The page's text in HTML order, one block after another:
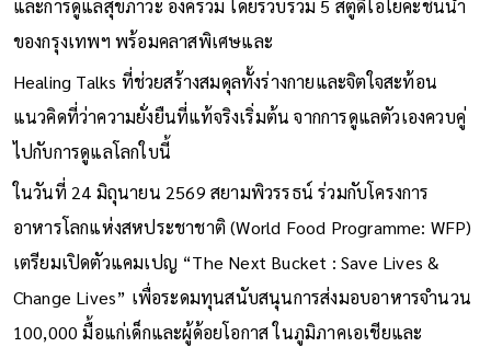
และการดูแลสุขภาวะ องค์รวม โดยรวบรวม 5 สตูดิโอโยคะชั้นนำ
ของกรุงเทพฯ พร้อมคลาสพิเศษและ
Healing Talks ที่ช่วยสร้างสมดุลทั้งร่างกายและจิตใจสะท้อน
แนวคิดที่ว่าความยั่งยืนที่แท้จริงเริ่มต้น จากการดูแลตัวเองควบคู่
ไปกับการดูแลโลกใบนี้
ในวันที่ 24 มิถุนายน 2569 สยามพิวรรธน์ ร่วมกับโครงการ
อาหารโลกแห่งสหประชาชาติ (World Food Programme: WFP)
เตรียมเปิดตัวแคมเปญ “The Next Bucket : Save Lives &
Change Lives” เพื่อระดมทุนสนับสนุนการส่งมอบอาหารจำนวน
100,000 มื้อแก่เด็กและผู้ด้อยโอกาส ในภูมิภาคเอเชียและ